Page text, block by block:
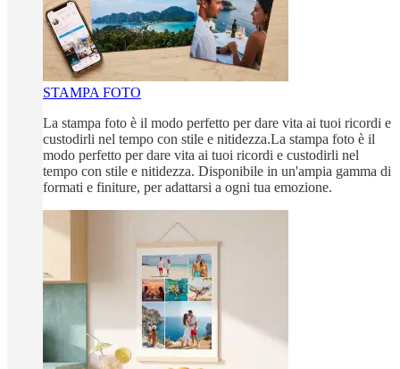
STAMPA FOTO
La stampa foto è il modo perfetto per dare vita ai tuoi ricordi e
custodirli nel tempo con stile e nitidezza.La stampa foto è il
modo perfetto per dare vita ai tuoi ricordi e custodirli nel
tempo con stile e nitidezza. Disponibile in un'ampia gamma di
formati e finiture, per adattarsi a ogni tua emozione.